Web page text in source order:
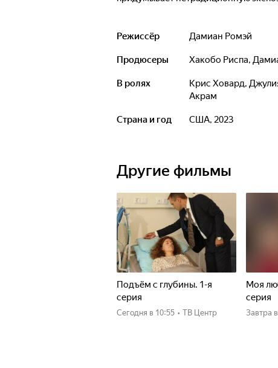
Режиссёр Дамиан Ромэй
Продюсеры Хакобо Риспа,
В ролях Крис Ховард,
Акрам
Страна и год США, 2023
Другие фильмы
Подъём с глубины. 1-я
серия
Сегодня в 10:55 • ТВ Центр
Моя
серия
Завтра